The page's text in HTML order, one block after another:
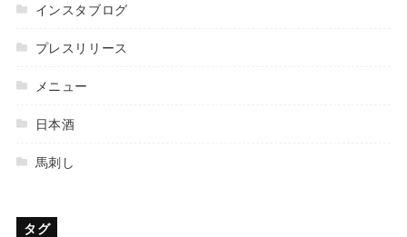
インスタブログ
プレスリリース
メニュー
日本酒
馬刺し
タグ